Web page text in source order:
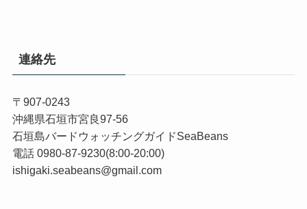
連絡先
〒907-0243
沖縄県石垣市宮良97-56
石垣島バードウォッチングガイドSeaBeans
電話 0980-87-9230(8:00-20:00)
ishigaki.seabeans@gmail.com